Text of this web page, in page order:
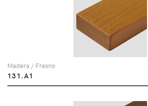
Madera / Fresno
131.A1